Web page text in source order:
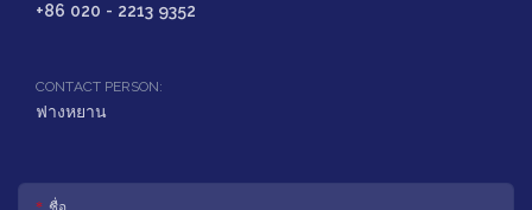
+86 020 - 2213 9352
CONTACT PERSON:
ฟางหยาน